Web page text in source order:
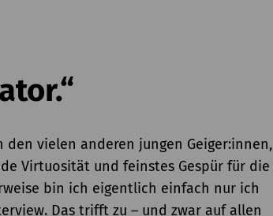
den vielen anderen jungen Geiger:innen,
Virtuosität und feinstes Gespür für die
bin ich eigentlich einfach nur ich
Das trifft zu – und zwar auf allen